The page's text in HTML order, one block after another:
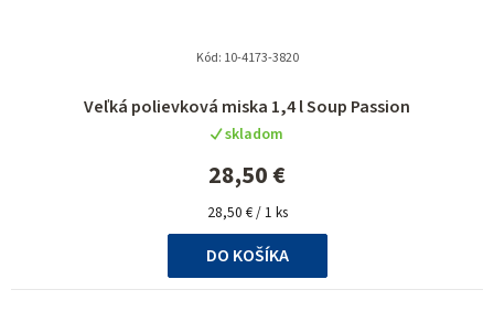
Veľká polievková miska 1,4 l Soup Passion
skladom
28,50 €
Jednotková
cena:
28,50 € / 1 ks
DO KOŠÍKA
Kód: 10-4173-3820